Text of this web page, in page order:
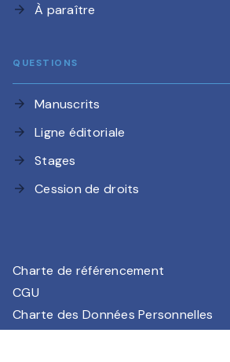
arrow_forward À paraître
QUESTIONS
arrow_forward Manuscrits
arrow_forward Ligne éditoriale
arrow_forward Stages
arrow_forward Cession de droits
Charte de référencement
CGU
Charte des Données Personnelles